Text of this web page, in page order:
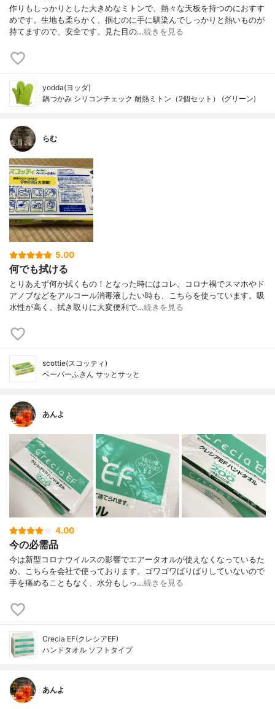
作りもしっかりとした大きめなミトンで、熱々な天板を持つのにおすす
めです。生地も柔らかく、掴むのに手に馴染んでしっかりと熱いものが
持てますので、安全です。見た目の…続きを見る
yodda(ヨッダ)
鍋つかみ シリコンチェック 耐熱ミトン（2個セット） (グリーン)
らむ
5.00
何でも拭ける
とりあえず何か拭くもの！となった時にはコレ。コロナ禍でスマホやド
アノブなどをアルコール消毒液したい時も、こちらを使っています。吸
水性が高く、拭き取りに大変便利で…続きを見る
scottie(スコッティ)
ペーパーふきん サッとサッと
あんよ
4.00
今の必需品
今は新型コロナウイルスの影響でエアータオルが使えなくなっているた
め、こちらを会社で使っております。ゴワゴワばりばりしていないので
手を痛めることもなく、水分もしっ…続きを見る
Crecia EF(クレシアEF)
ハンドタオル ソフトタイプ
あんよ